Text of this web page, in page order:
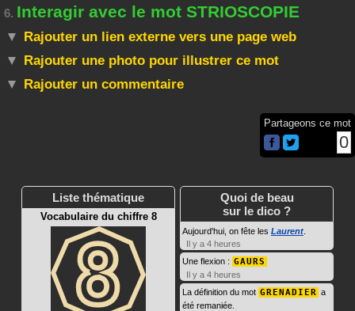
6. Interagir avec le mot STRIOSCOPIE
Rajouter un lien externe vers une page web
Rajouter une photo pour illustrer ce mot
Rajouter un commentaire
Partageons ce mot
0
Liste thématique
Vocabulaire du chiffre 8
Quoi de beau
sur le dico ?
Aujourd'hui, on fête les Laurent
Il y a 4 heures
Une flexion : GAURS
Il y a 4 heures
La définition du mot GRENADIER a
été remaniée.